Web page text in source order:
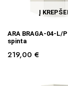
Į
ARA BRAGA-04-L/
spinta
219,00 €